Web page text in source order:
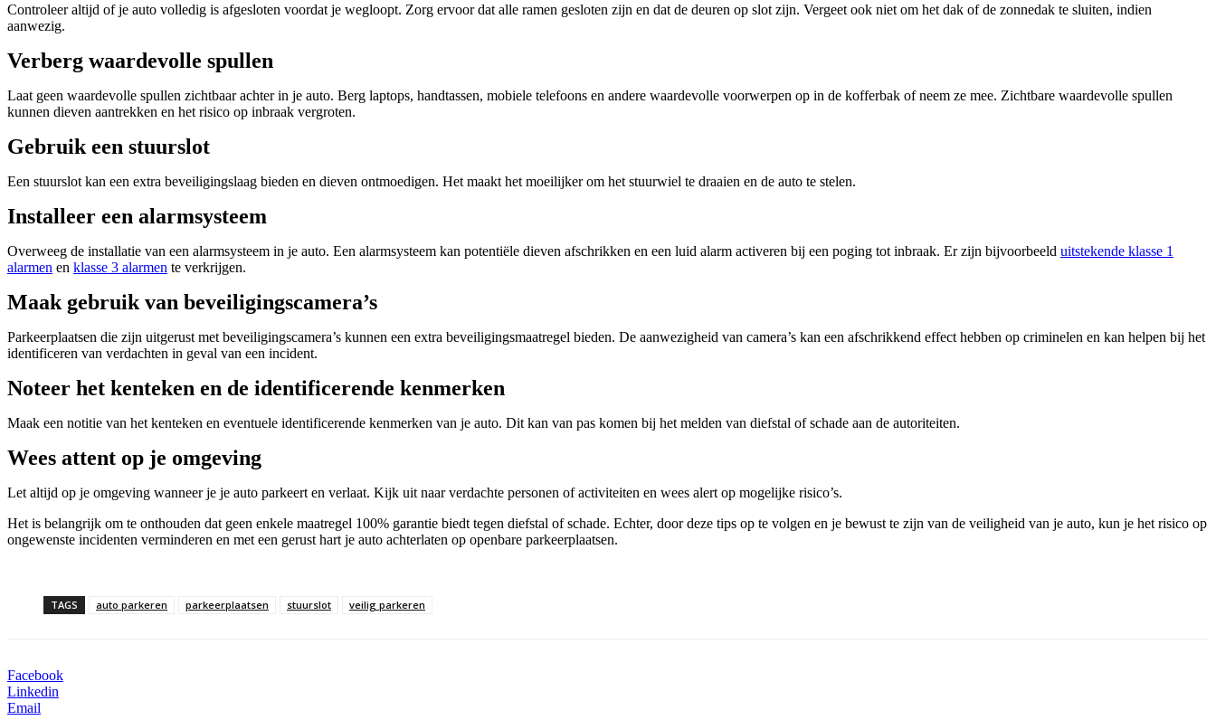
Controleer altijd of je auto volledig is afgesloten voordat je wegloopt. Zorg ervoor dat alle ramen gesloten zijn en dat de deuren op slot zijn. Vergeet ook niet om het dak of de zonnedak te sluiten, indien
aanwezig.
Verberg waardevolle spullen
Laat geen waardevolle spullen zichtbaar achter in je auto. Berg laptops, handtassen, mobiele telefoons en andere waardevolle voorwerpen op in de kofferbak of neem ze mee. Zichtbare waardevolle spullen
kunnen dieven aantrekken en het risico op inbraak vergroten.
Gebruik een stuurslot
Een stuurslot kan een extra beveiligingslaag bieden en dieven ontmoedigen. Het maakt het moeilijker om het stuurwiel te draaien en de auto te stelen.
Installeer een alarmsysteem
Overweeg de installatie van een alarmsysteem in je auto. Een alarmsysteem kan potentiële dieven afschrikken en een luid alarm activeren bij een poging tot inbraak. Er zijn bijvoorbeeld uitstekende klasse 1
alarmen en klasse 3 alarmen te verkrijgen.
Maak gebruik van beveiligingscamera’s
Parkeerplaatsen die zijn uitgerust met beveiligingscamera’s kunnen een extra beveiligingsmaatregel bieden. De aanwezigheid van camera’s kan een afschrikkend effect hebben op criminelen en kan helpen bij het
identificeren van verdachten in geval van een incident.
Noteer het kenteken en de identificerende kenmerken
Maak een notitie van het kenteken en eventuele identificerende kenmerken van je auto. Dit kan van pas komen bij het melden van diefstal of schade aan de autoriteiten.
Wees attent op je omgeving
Let altijd op je omgeving wanneer je je auto parkeert en verlaat. Kijk uit naar verdachte personen of activiteiten en wees alert op mogelijke risico’s.
Het is belangrijk om te onthouden dat geen enkele maatregel 100% garantie biedt tegen diefstal of schade. Echter, door deze tips op te volgen en je bewust te zijn van de veiligheid van je auto, kun je het risico op
ongewenste incidenten verminderen en met een gerust hart je auto achterlaten op openbare parkeerplaatsen.
TAGS auto parkeren parkeerplaatsen stuurslot veilig parkeren
Facebook
Linkedin
Email